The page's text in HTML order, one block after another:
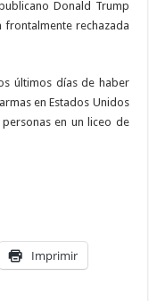
Donald Trump
frontalmente rechazada
últimos días de haber
en Estados Unidos
en un liceo de
Imprimir